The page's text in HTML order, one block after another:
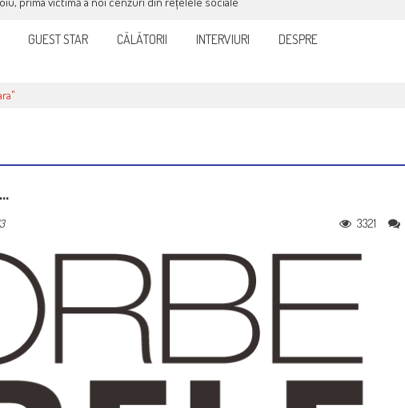
GUEST STAR CĂLĂTORII INTERVIURI DESPRE
3321